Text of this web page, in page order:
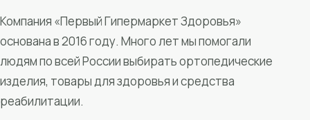
Компания «Первый Гипермаркет Здоровья»
основана в 2016 году. Много лет мы помогали
людям по всей России выбирать ортопедические
изделия, товары для здоровья и средства
реабилитации.